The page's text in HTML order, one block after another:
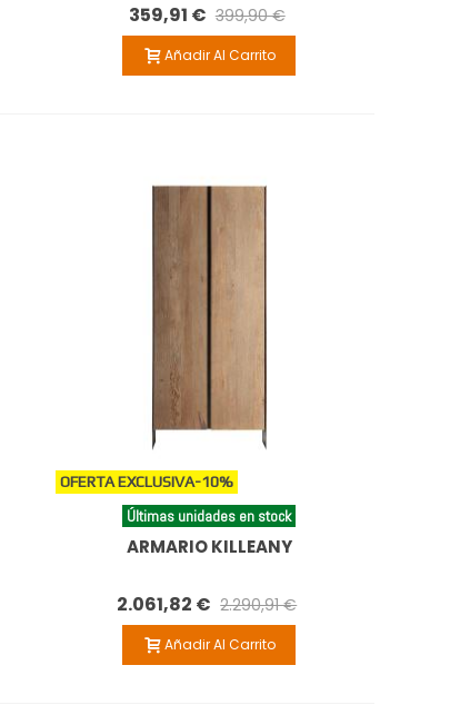
359,91 € 399,90 €
Añadir Al Carrito
OFERTA EXCLUSIVA-10%
Últimas unidades en stock
ARMARIO KILLEANY
2.061,82 € 2.290,91 €
Añadir Al Carrito